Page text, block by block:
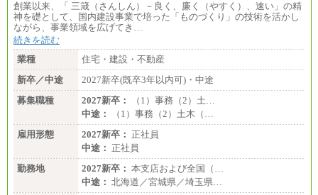
創業以来、「 三箴（さんしん）－良く、廉く（やすく）、速い」の精
神を礎として、国内建設事業で培った「ものづくり」の技術を活かし
ながら、事業領域を広げてき…
続きを読む
業種
住宅・建設・不動産
新卒／中途
2027新卒(既卒3年以内可)・中途
募集職種
2027新卒：
（1）事務（2）土…
中途：
（1）事務（2）土木（…
雇用形態
2027新卒： 正社員
中途： 正社員
勤務地
2027新卒： 本支店および全国（…
中途： 北海道／宮城県／埼玉県…